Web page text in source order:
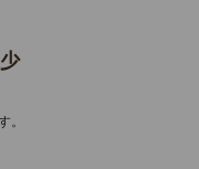
。